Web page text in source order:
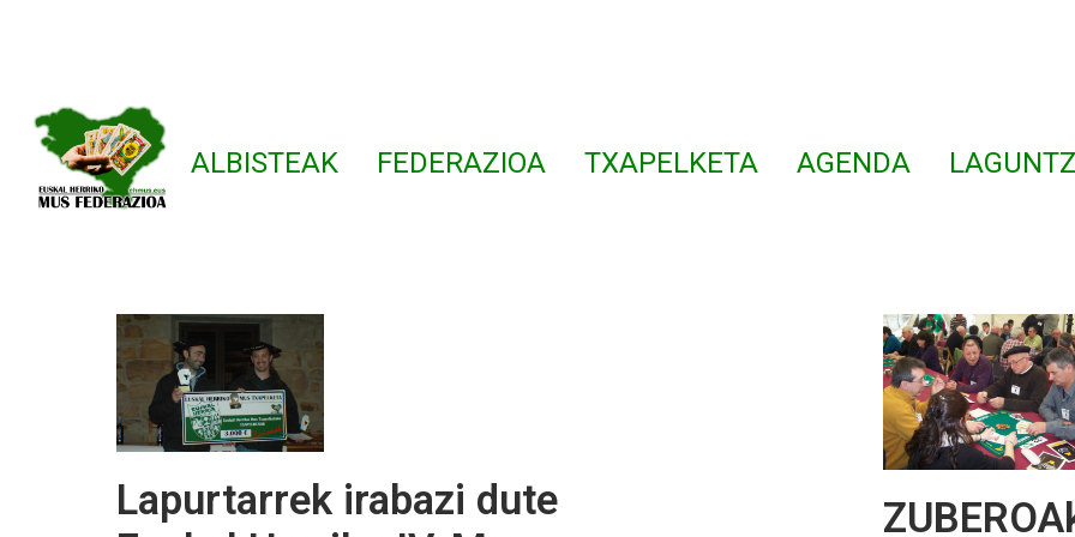
ALBISTEAK FEDERAZIOA TXAPELKETA AGENDA
Lapurtarrek irabazi dute